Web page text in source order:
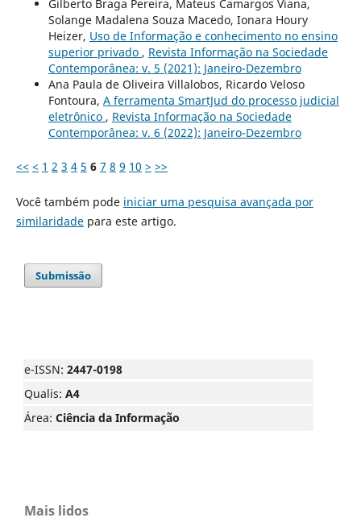
Gilberto Braga Pereira, Mateus Camargos Viana,
Solange Madalena Souza Macedo, Ionara Houry
Heizer, Uso de Informação e conhecimento no ensino
superior privado , Revista Informação na Sociedade
Contemporânea: v. 5 (2021): Janeiro-Dezembro
Ana Paula de Oliveira Villalobos, Ricardo Veloso
Fontoura, A ferramenta SmartJud do processo judicial
eletrônico , Revista Informação na Sociedade
Contemporânea: v. 6 (2022): Janeiro-Dezembro
<< < 1 2 3 4 5 6 7 8 9 10 > >>
Você também pode iniciar uma pesquisa avançada por
similaridadepara este artigo.
Submissão
e-ISSN: 2447-0198
Qualis: A4
Área: Ciência da Informação
Mais lidos